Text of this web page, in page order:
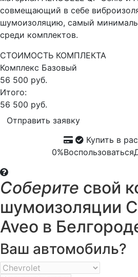
совмещающий в себе
шумоизоляцию, самый
среди комплектов.
СТОИМОСТЬ КОМПЛЕКТА
Комплекс Базовый
56 500 руб.
Итого:
56 500 руб.
Отправить заявку
Купить в
0%Воспользоваться
Соберите свой
шумоизоляции
Aveo в
Ваш автомобиль?